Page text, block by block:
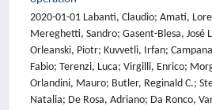
2020-01-01 Labanti, Claudio; Amati,
Mereghetti, Sandro; Gasent-Blesa, José
Orleanski, Piotr; Kuvvetli, Irfan;
Fabio; Terenzi, Luca; Virgilli, Enrico;
Orlandini, Mauro; Butler, Reginald C.;
Natalia; De Rosa, Adriano; Da Ronco,